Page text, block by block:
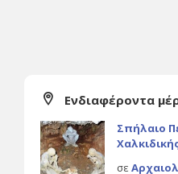
Ενδιαφέροντα
Σπήλαιο
σε